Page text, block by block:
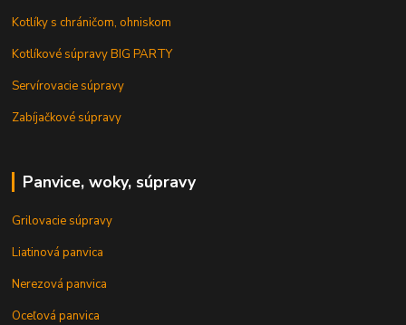
Kotlíky s chráničom, ohniskom
Kotlíkové súpravy BIG PARTY
Servírovacie súpravy
Zabíjačkové súpravy
Panvice, woky, súpravy
Grilovacie súpravy
Liatinová panvica
Nerezová panvica
Oceľová panvica